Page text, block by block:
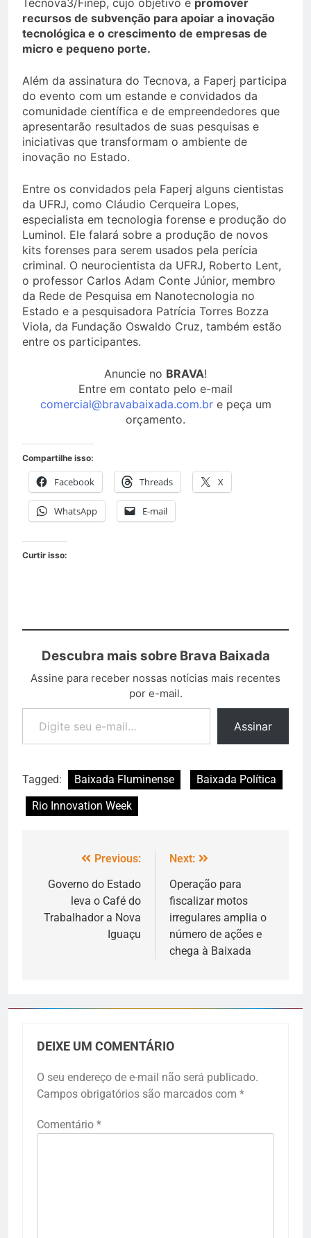
Tecnova3/Finep, cujo objetivo é promover
recursos de subvenção para apoiar a inovação
tecnológica e o crescimento de empresas de
micro e pequeno porte.
Além da assinatura do Tecnova, a Faperj participa
do evento com um estande e convidados da
comunidade científica e de empreendedores que
apresentarão resultados de suas pesquisas e
iniciativas que transformam o ambiente de
inovação no Estado.
Entre os convidados pela Faperj alguns cientistas
da UFRJ, como Cláudio Cerqueira Lopes,
especialista em tecnologia forense e produção do
Luminol. Ele falará sobre a produção de novos
kits forenses para serem usados pela perícia
criminal. O neurocientista da UFRJ, Roberto Lent,
o professor Carlos Adam Conte Júnior, membro
da Rede de Pesquisa em Nanotecnologia no
Estado e a pesquisadora Patrícia Torres Bozza
Viola, da Fundação Oswaldo Cruz, também estão
entre os participantes.
Anuncie no BRAVA!
Entre em contato pelo e-mail
comercial@bravabaixada.com.bre peça um
orçamento.
Compartilhe isso:
Facebook Threads X
WhatsApp E-mail
Curtir isso:
Descubra mais sobre Brava Baixada
Assine para receber nossas notícias mais recentes
por e-mail.
Assinar
Tagged: Baixada Fluminense
Baixada Política
Rio Innovation Week
Previous:
Governo do Estado
leva o Café do
Trabalhador a Nova
Iguaçu
Next:
Operação para
fiscalizar motos
irregulares amplia o
número de ações e
chega à Baixada
DEIXE UM COMENTÁRIO
O seu endereço de e-mail não será publicado.
Campos obrigatórios são marcados com *
Comentário *